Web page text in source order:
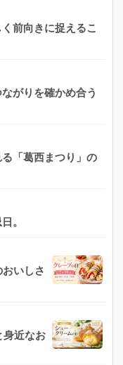
前向きに捉えるこ
がりを確かめ合う
「葛西まつり」の
。
いしさ
身近なお